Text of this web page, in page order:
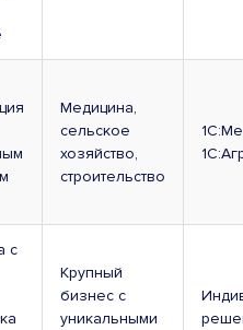
Медицина,
сельское
хозяйство,
строительство
с
Крупный
бизнес с
уникальными